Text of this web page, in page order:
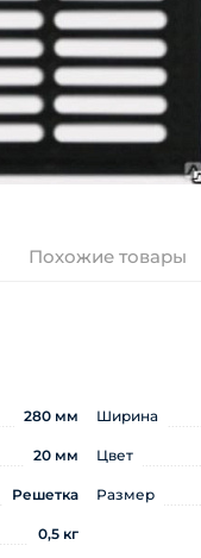
Похожие товары
280 мм Ширина
20 мм Цвет
Решетка Размер
0,5 кг